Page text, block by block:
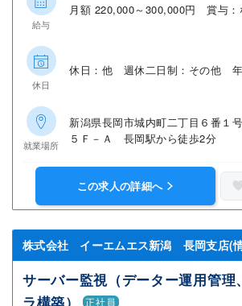
給与
月額 220,000～300,000円 賞与：
休日
休日：他 週休二日制：その他 年
就業場所
新潟県長岡市城内町二丁目６番１
５Ｆ－Ａ 長岡駅から徒歩2分
この求人の詳細へ
株式会社 イーエムエス新潟 長岡支店(
サーバー監視（データー運用管理
正社員